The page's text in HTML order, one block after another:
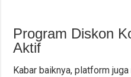
Program Diskon
Aktif
Kabar baiknya, platform